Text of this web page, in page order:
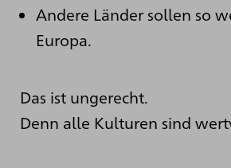
Andere Länder sollen so
Europa.
Das ist ungerecht.
Denn alle Kulturen sind